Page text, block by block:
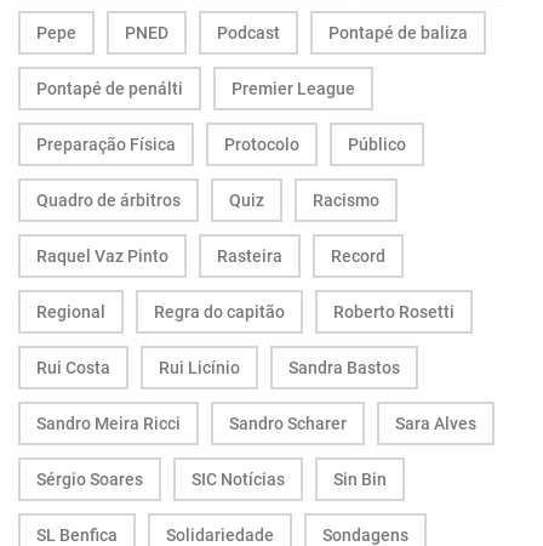
Pepe PNED Podcast Pontapé de baliza
Pontapé de penálti Premier League
Preparação Física Protocolo Público
Quadro de árbitros Quiz Racismo
Raquel Vaz Pinto Rasteira Record
Regional Regra do capitão Roberto Rosetti
Rui Costa Rui Licínio Sandra Bastos
Sandro Meira Ricci Sandro Scharer Sara Alves
Sérgio Soares SIC Notícias Sin Bin
SL Benfica Solidariedade Sondagens